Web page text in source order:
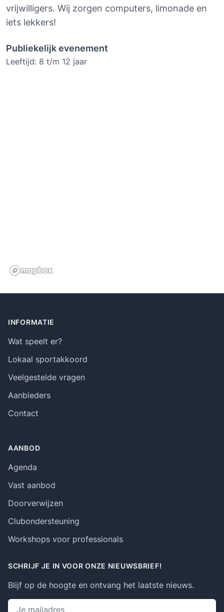
vrijwilligers. Wij zorgen computers, limonade en
iets lekkers!
Publiekelijk evenement
Leeftijd: 8 t/m 12 jaar
INFORMATIE
Wat speelt er?
Lokaal sportakkoord
Veelgestelde vragen
Aanbieders
Contact
AANBOD
Agenda
Vast aanbod
Doorverwijzen
Clubondersteuning
Workshops voor professionals
SCHRIJF JE IN VOOR ONZE NIEUWSBRIEF!
Blijf op de hoogte en ontvang het laatste nieuws.
Emailadres